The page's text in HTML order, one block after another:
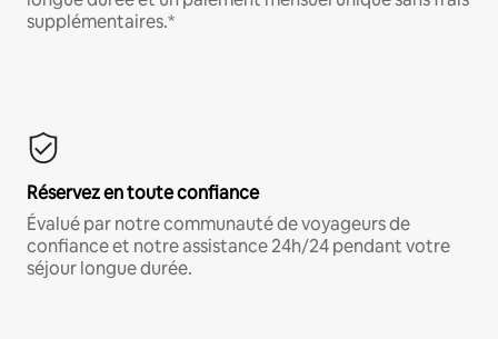
supplémentaires.*
Réservez en toute confiance
Évalué par notre communauté de voyageurs de
confiance et notre assistance 24h/24 pendant votre
séjour longue durée.